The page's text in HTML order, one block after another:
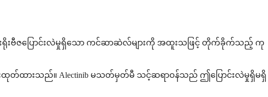
းမျိုးရိုးဗီဇပြောင်းလဲမှုရှိသော ကင်ဆာဆဲလ်များကို အထူးသဖြင့် တိုက်ခိုက်သည့် ကု
ထုတ်ထားသည်။ Alectinib မသတ်မှတ်မီ သင့်ဆရာဝန်သည် ဤပြောင်းလဲမှုရှိမရှိ